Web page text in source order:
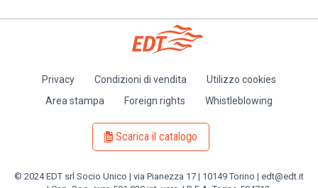
Privacy Condizioni di vendita
Utilizzo cookies
Area stampa
Foreign rights Whistleblowing
Scarica il catalogo
© 2024 EDT srl Socio Unico | via Pianezza 17 | 10149 Torino | edt@edt.it